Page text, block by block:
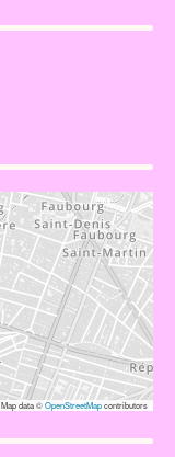
Map data ©OpenStreetMapcontributors